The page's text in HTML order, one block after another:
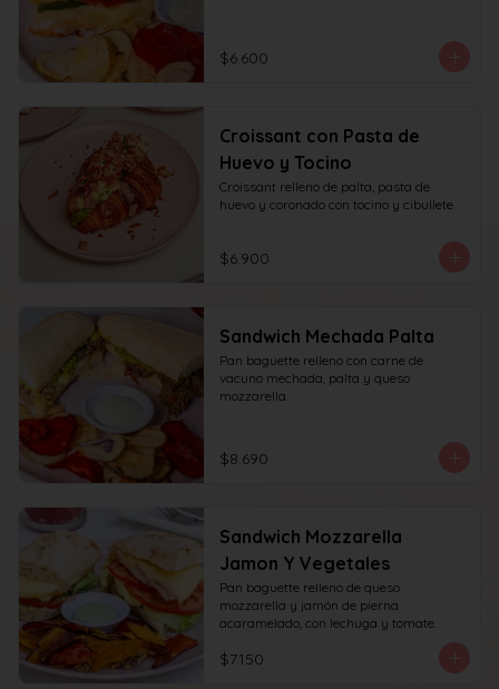
$6.600
Croissant con Pasta de
Huevo y Tocino
Croissant relleno de palta, pasta de
huevo y coronado con tocino y cibullete
$6.900
Sandwich Mechada Palta
Pan baguette relleno con carne de
vacuno mechada, palta y queso
mozzarella.
$8.690
Sandwich Mozzarella
Jamon Y Vegetales
Pan baguette relleno de queso
mozzarella y jamón de pierna
acaramelado, con lechuga y tomate.
$7.150